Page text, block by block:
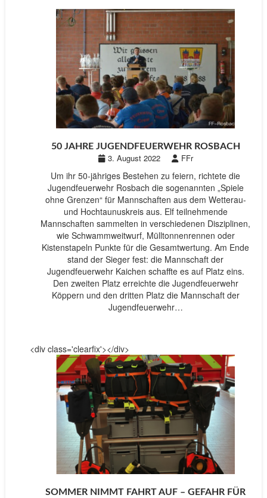
50 JAHRE JUGENDFEUERWEHR ROSBACH
3. August 2022 FFr
Um ihr 50-jähriges Bestehen zu feiern, richtete die
Jugendfeuerwehr Rosbach die sogenannten „Spiele
ohne Grenzen“ für Mannschaften aus dem Wetterau-
und Hochtaunuskreis aus. Elf teilnehmende
Mannschaften sammelten in verschiedenen Disziplinen,
wie Schwammweitwurf, Mülltonnenrennen oder
Kistenstapeln Punkte für die Gesamtwertung. Am Ende
stand der Sieger fest: die Mannschaft der
Jugendfeuerwehr Kaichen schaffte es auf Platz eins.
Den zweiten Platz erreichte die Jugendfeuerwehr
Köppern und den dritten Platz die Mannschaft der
Jugendfeuerwehr…
<div class='clearfix'></div>
SOMMER NIMMT FAHRT AUF – GEFAHR FÜR